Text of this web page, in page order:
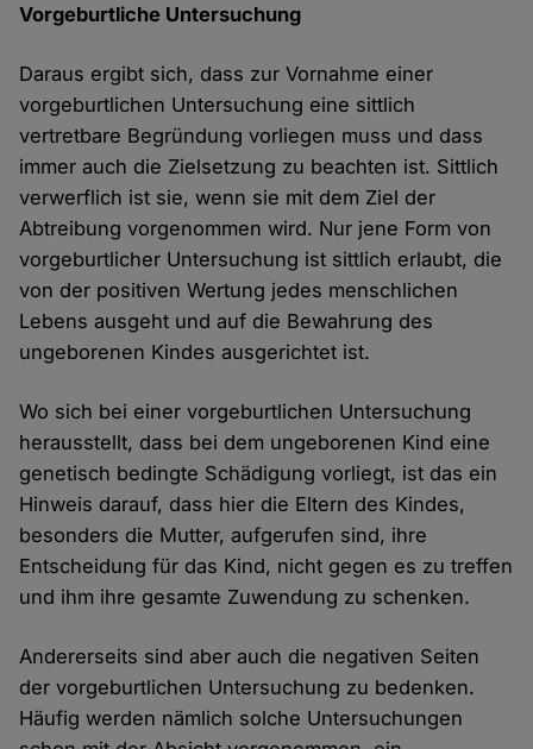
Vorgeburtliche Untersuchung
Daraus ergibt sich, dass zur Vornahme einer
vorgeburtlichen Untersuchung eine sittlich
vertretbare Begründung vorliegen muss und dass
immer auch die Zielsetzung zu beachten ist. Sittlich
verwerflich ist sie, wenn sie mit dem Ziel der
Abtreibung vorgenommen wird. Nur jene Form von
vorgeburtlicher Untersuchung ist sittlich erlaubt, die
von der positiven Wertung jedes menschlichen
Lebens ausgeht und auf die Bewahrung des
ungeborenen Kindes ausgerichtet ist.
Wo sich bei einer vorgeburtlichen Untersuchung
herausstellt, dass bei dem ungeborenen Kind eine
genetisch bedingte Schädigung vorliegt, ist das ein
Hinweis darauf, dass hier die Eltern des Kindes,
besonders die Mutter, aufgerufen sind, ihre
Entscheidung für das Kind, nicht gegen es zu treffen
und ihm ihre gesamte Zuwendung zu schenken.
Andererseits sind aber auch die negativen Seiten
der vorgeburtlichen Untersuchung zu bedenken.
Häufig werden nämlich solche Untersuchungen